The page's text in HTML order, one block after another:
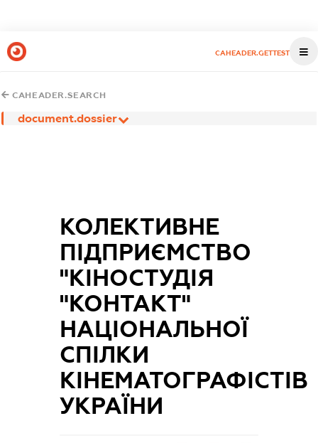
CAHEADER.GETTEST
CAHEADER.SEARCH
document.dossier
КОЛЕКТИВНЕ
ПІДПРИЄМСТВО
"КІНОСТУДІЯ
"КОНТАКТ"
НАЦІОНАЛЬНОЇ
СПІЛКИ
КІНЕМАТОГРАФІСТІВ
УКРАЇНИ